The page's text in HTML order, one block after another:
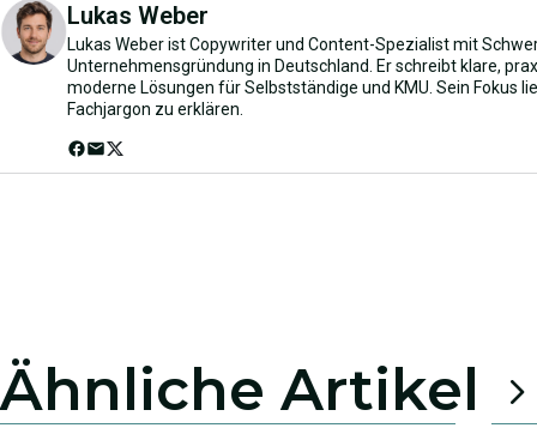
Lukas Weber
Lukas Weber ist Copywriter und Content-Spezialist mit
Unternehmensgründung in Deutschland. Er schreibt klare,
moderne Lösungen für Selbstständige und KMU. Sein Fokus
Fachjargon zu erklären.
Ähnliche Artikel